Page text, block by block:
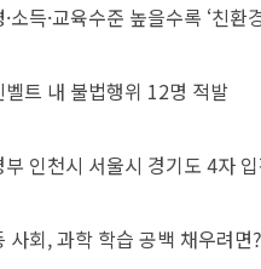
·소득·교육수준 높을수록 ‘친환
벨트 내 불법행위 12명 적발
부 인천시 서울시 경기도 4자
사회, 과학 학습 공백 채우려면